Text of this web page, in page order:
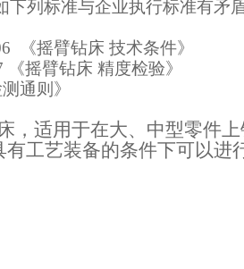
下列标准与企业执行标准有矛
《摇臂钻床 技术条件》
《摇臂钻床 精度检验》
通则》
，适用于在大、中型零件
有工艺装备的条件下可以进